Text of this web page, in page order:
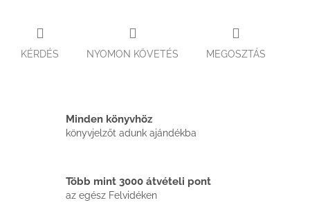
KÉRDÉS NYOMON KÖVETÉS MEGOSZTÁS
Minden könyvhöz
könyvjelzőt adunk ajándékba
Több mint 3000 átvételi pont
az egész Felvidéken